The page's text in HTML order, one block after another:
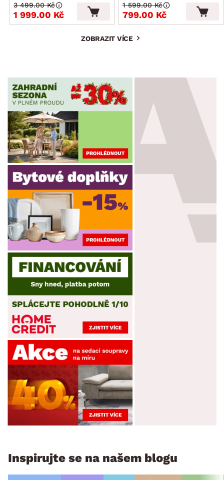
1 999.00 Kč
3 499.00 Kč
799.00 Kč
1 599.00 Kč
ZOBRAZIT VÍCE
Inspirujte se na našem blogu